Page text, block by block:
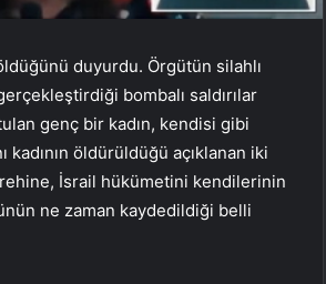
duyurdu. Örgütün silahlı
bombalı saldırılar
genç bir kadın, kendisi gibi
öldürüldüğü açıklanan iki
İsrail hükümetini kendilerinin
ne zaman kaydedildiği belli